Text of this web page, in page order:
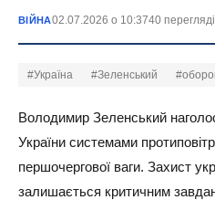
ВІЙНА02.07.2026 о 10:3740
#Україна #Зеленський
Володимир Зеленський
України системами
першочергової ваги. Захист
залишається критичним